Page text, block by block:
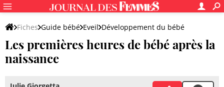
Fiches Guide bébé Eveil Développement du bébé
Les premières heures de bébé après la
naissance